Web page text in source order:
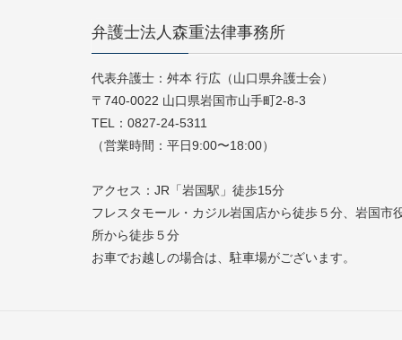
弁護士法人森重法律事務所
代表弁護士：舛本 行広（山口県弁護士会）
〒740-0022 山口県岩国市山手町2-8-3
TEL：0827-24-5311
（営業時間：平日9:00〜18:00）
アクセス：JR「岩国駅」徒歩15分
フレスタモール・カジル岩国店から徒歩５分、岩国市
所から徒歩５分
お車でお越しの場合は、駐車場がございます。